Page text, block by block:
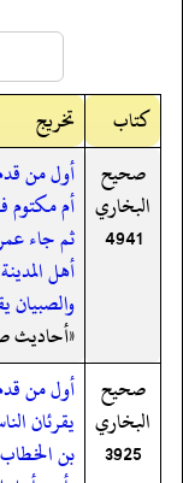
کتاب
تخریج
صحيح
البخاري
4941
أول من
أم مكتوم
ثم جاء
أهل
والصبيان
«أحاديث
صحيح
البخاري
3925
أول من
يقرئان
بن